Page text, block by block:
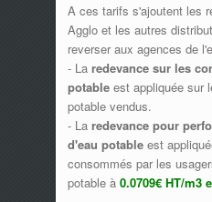
A ces tarifs s'ajoutent les
Agglo et les autres
reverser aux agences de
- La redevance sur les
potableest appliquée sur
potable vendus.
- La redevance pour
d'eau potableest
consommés par les
potable à 0.0709€ HT/m3